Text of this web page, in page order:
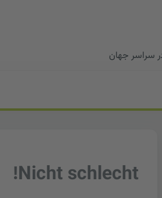
سراسر جهان
Nicht schlecht!